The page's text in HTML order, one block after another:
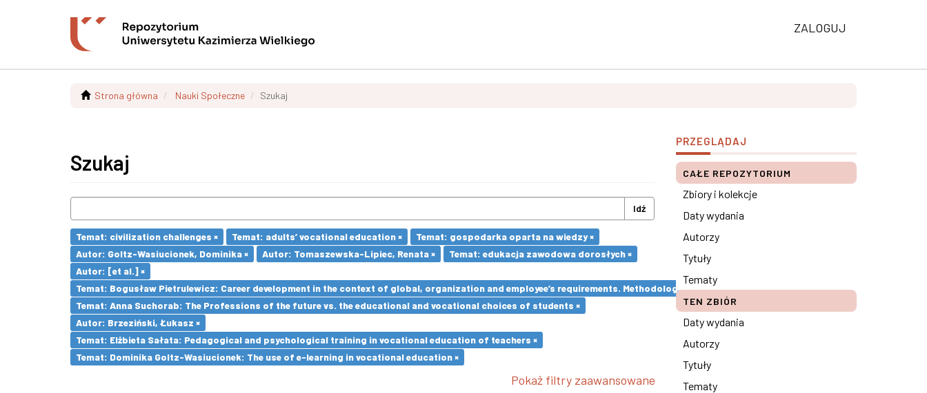
ZALOGUJ
Strona główna Nauki Społeczne Szukaj
Szukaj
Idź
Temat: civilization challenges × Temat: adults’ vocational education ×
Temat: gospodarka oparta na wiedzy ×
Autor: Goltz-Wasiucionek, Dominika ×
Autor: Tomaszewska-Lipiec, Renata ×
Temat: edukacja zawodowa dorosłych ×
Autor: [et al.] ×
Temat: Bogusław Pietrulewicz: Career development in the context of global, organization and employee’s requirements. Methodological remarks ×
Temat: Anna Suchorab: The Professions of the future vs. the educational and vocational choices of students ×
Autor: Brzeziński, Łukasz ×
Temat: Elżbieta Sałata: Pedagogical and psychological training in vocational education of teachers ×
Temat: Dominika Goltz-Wasiucionek: The use of e-learning in vocational education ×
Pokaż filtry zaawansowane
PRZEGLĄDAJ
CAŁE REPOZYTORIUM
Zbiory i kolekcje
Daty wydania
Autorzy
Tytuły
Tematy
TEN ZBIÓR
Daty wydania
Autorzy
Tytuły
Tematy